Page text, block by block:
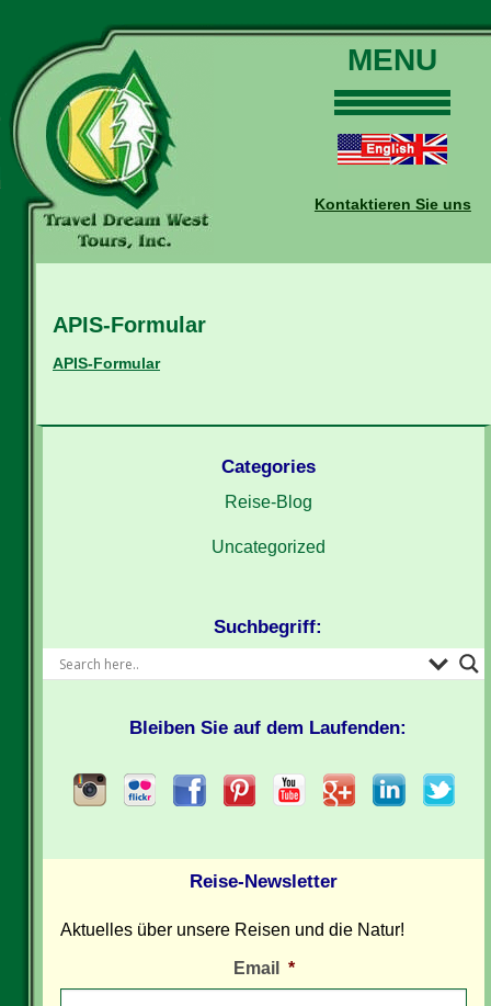
MENU
Touren
Daten und Preise
Buchungen
Kontaktieren Sie uns
APIS-Formular
APIS-Formular
Categories
Reise-Blog
Uncategorized
Suchbegriff:
Bleiben Sie auf dem Laufenden:
Reise-Newsletter
Aktuelles über unsere Reisen und die Natur!
Email *